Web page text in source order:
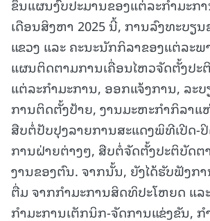
ຂຶ້ນແຜນງົບປະມານຂອງແຕ່ລະກຳມະກາ
ເດືອນສິງຫາ 2025 ນີ້, ການລົງທະບຽ
ແຂວງ ແລະ ຄະນະນັກກິລາຂອງແຕ່ລະ
ແຜນຕິດຕາມການເຄື່ອນໄຫວຈັດຕັ້ງປ
ແຕ່ລະກຳມະການ, ອອກແຈ້ງການ, ລະບ
ການຕິດຕັ້ງປ້າຍ, ງານມະຫະກຳກິລາແ
ສືບຕໍ່ປັບປຸງລາຍການສະແດງພິທີເປີດ-
ການຝ່າຍຕ່າງໆ, ສືບຕໍ່ຈັດຕັ້ງປະຕິບັດຕ
ງານຂອງຕົນ. ຈາກນັ້ນ, ຍັງໄດ້ຮັບຟັງກ
ຕື່ມ ຈາກກຳມະການສິດທິປະໂຫຍດ ແລ
ກຳມະການເຕັກນິກ-ຈັດການແຂ່ງຂັນ,